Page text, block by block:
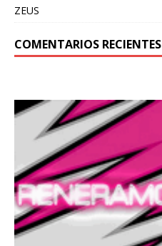
ZEUS
COMENTARIOS RECIENTES